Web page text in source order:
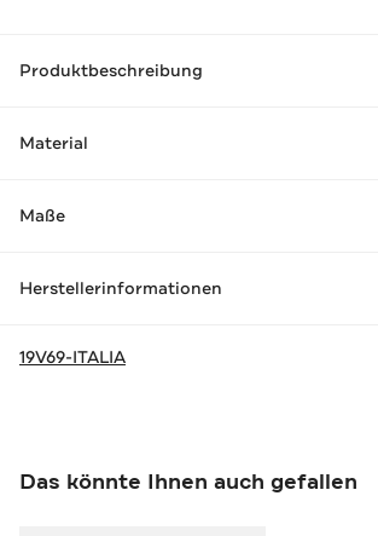
Produktbeschreibung
Material
Maße
Herstellerinformationen
19V69-ITALIA
Das könnte Ihnen auch gefallen